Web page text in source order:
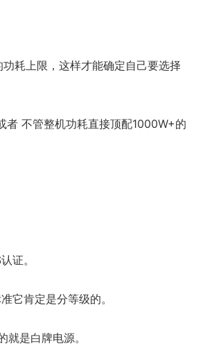
耗上限，这样才能确定自己要选择
者 不管整机功耗直接顶配1000W+的
证。
它肯定是分等级的。
是白牌电源。